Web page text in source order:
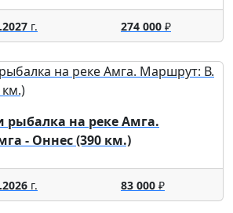
г. 274 000₽
рыбалка на реке Амга.
- Оннес (390 км.)
г. 83 000₽